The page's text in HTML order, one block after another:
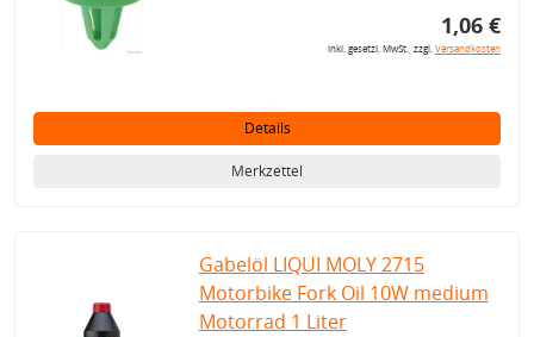
1,06 €
inkl. gesetzl. MwSt., zzgl.Versandkosten
Details
Merkzettel
Gabelöl LIQUI MOLY 2715
Motorbike Fork Oil 10W medium
Motorrad 1 Liter